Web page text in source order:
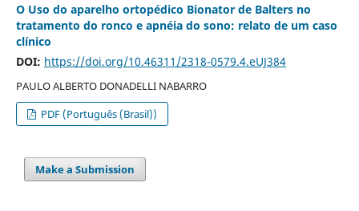
O Uso do aparelho ortopédico Bionator de Balters no
tratamento do ronco e apnéia do sono: relato de um caso
clínico
DOI: https://doi.org/10.46311/2318-0579.4.eUJ384
PAULO ALBERTO DONADELLI NABARRO
PDF (Português (Brasil))
Make a Submission